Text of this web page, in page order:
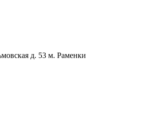
д. 53 м. Раменки